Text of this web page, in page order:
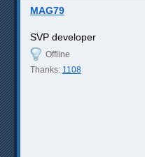
MAG79
SVP developer
Offline
Thanks: 1108